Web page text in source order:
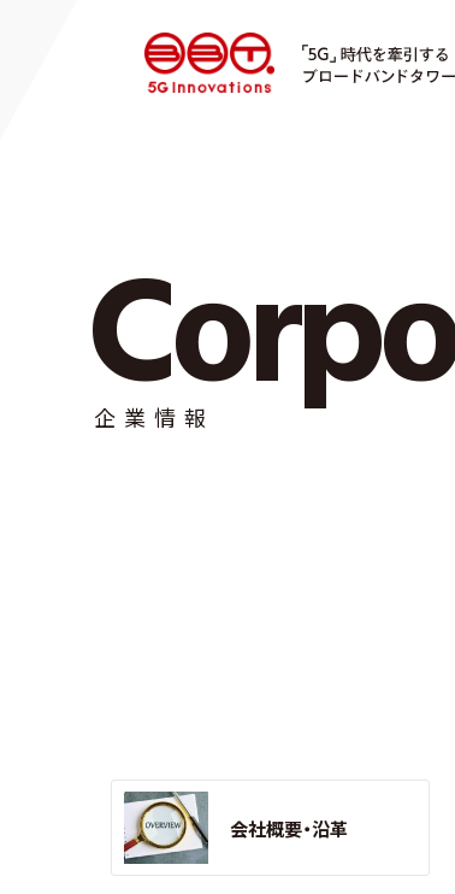
株式会社ブロード
企業情報
会社概要・沿革